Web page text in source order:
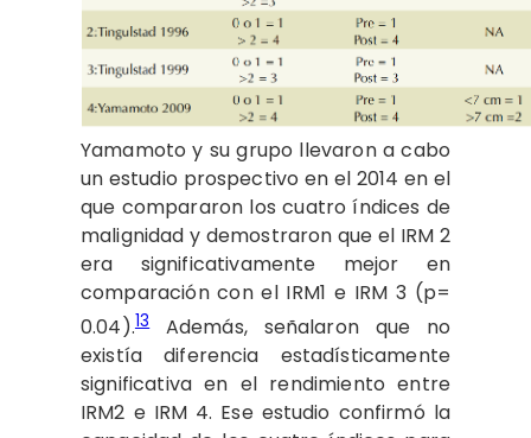
Yamamoto y su grupo llevaron a cabo
un estudio prospectivo en el 2014 en el
que compararon los cuatro índices de
malignidad y demostraron que el IRM 2
era significativamente mejor en
comparación con el IRM1 e IRM 3 (p=
0.04).13Además, señalaron que no
existía diferencia estadísticamente
significativa en el rendimiento entre
IRM2 e IRM 4. Ese estudio confirmó la